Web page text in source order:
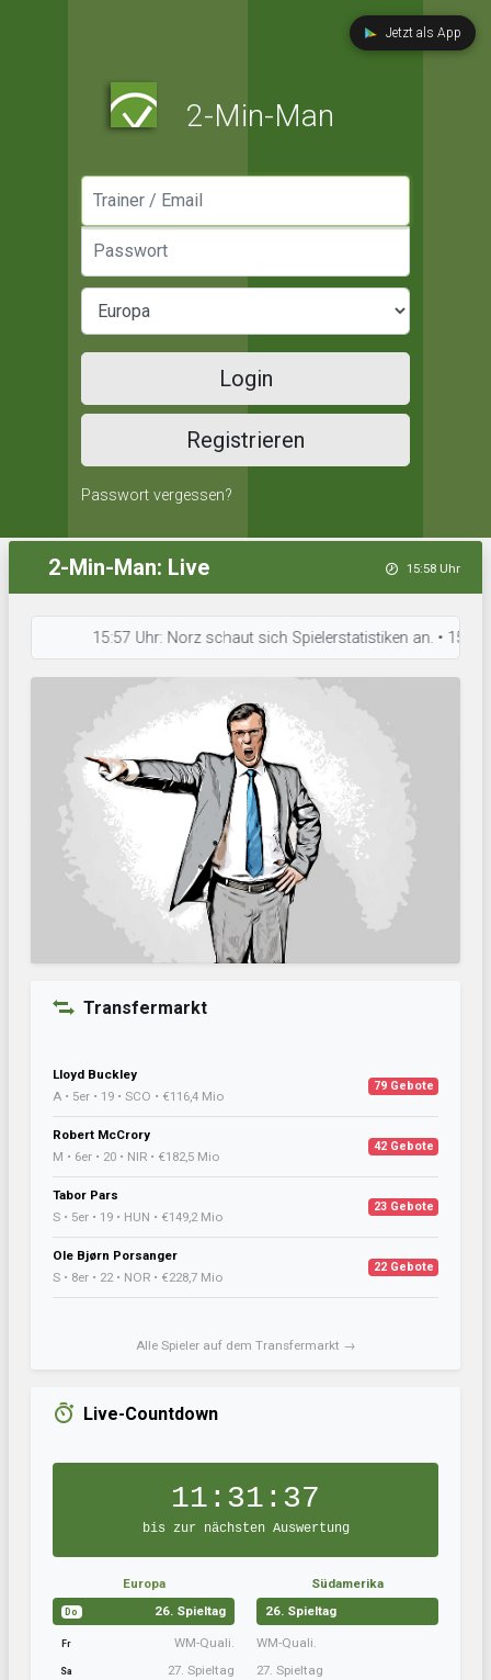
Jetzt als App
2-Min-Man
Login
Registrieren
Passwort vergessen?
2-Min-Man: Live 15:58 Uhr
15:57 Uhr: Norz schaut sich Spielerstatistiken an. • 15:56
Transfermarkt
Lloyd Buckley
A • 5er • 19 • SCO • €116,4 Mio
79 Gebote
Robert McCrory
M • 6er • 20 • NIR • €182,5 Mio
42 Gebote
Tabor Pars
S • 5er • 19 • HUN • €149,2 Mio
23 Gebote
Ole Bjørn Porsanger
S • 8er • 22 • NOR • €228,7 Mio
22 Gebote
Alle Spieler auf dem Transfermarkt →
Live-Countdown
11:31:37
bis zur nächsten Auswertung
Europa
Do 26. Spieltag
Fr WM-Quali.
Sa 27. Spieltag
Südamerika
26. Spieltag
WM-Quali.
27. Spieltag